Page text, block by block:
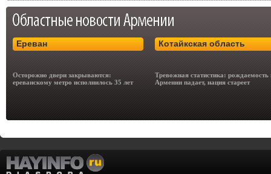
Ереван
Осторожно двери закрываются:
ереванскому метро исполнилось 35 лет
Котайкская область
Тревожная статистика: рождаемость
Армении падает, нация стареет